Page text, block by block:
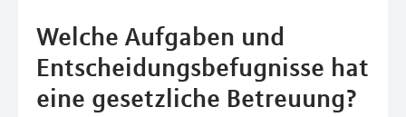
Welche Aufgaben und
Entscheidungsbefugnisse hat
eine gesetzliche Betreuung?